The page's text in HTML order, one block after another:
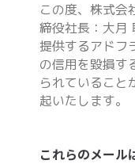
この度、株式会
締役社長：大月
提供するアドフ
の信用を毀損す
られていること
起いたします。
これらのメール